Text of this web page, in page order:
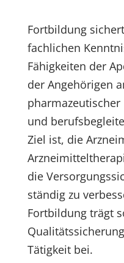
Fortbildung
fachlichen
Fähigkeiten der
der Angehörigen
und
Ziel ist, die
die
ständig zu
Fortbildung trägt
Tätigkeit bei.